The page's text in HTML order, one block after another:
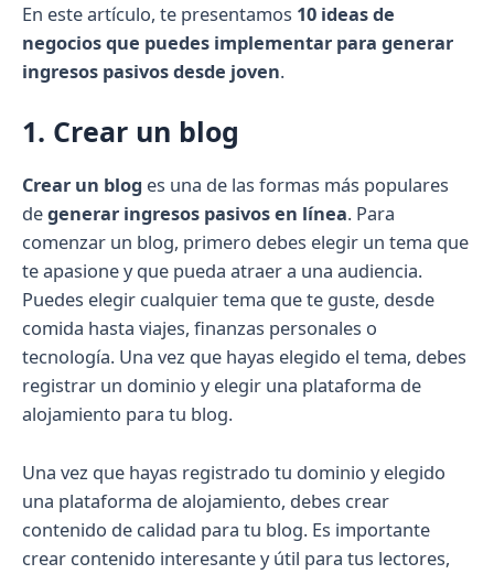
En este artículo, te presentamos 10 ideas de
negocios que puedes implementar para generar
ingresos pasivos desde joven.
1. Crear un blog
Crear un blog es una de las formas más populares
degenerar ingresos pasivos en línea. Para
comenzar un blog, primero debes elegir un tema que
te apasione y que pueda atraer a una audiencia.
Puedes elegir cualquier tema que te guste, desde
comida hasta viajes, finanzas personales o
tecnología. Una vez que hayas elegido el tema, debes
registrar un dominio y elegir una plataforma de
alojamiento para tu blog.
Una vez que hayas registrado tu dominio y elegido
una plataforma de alojamiento, debes crear
contenido de calidad para tu blog. Es importante
crear contenido interesante y útil para tus lectores,